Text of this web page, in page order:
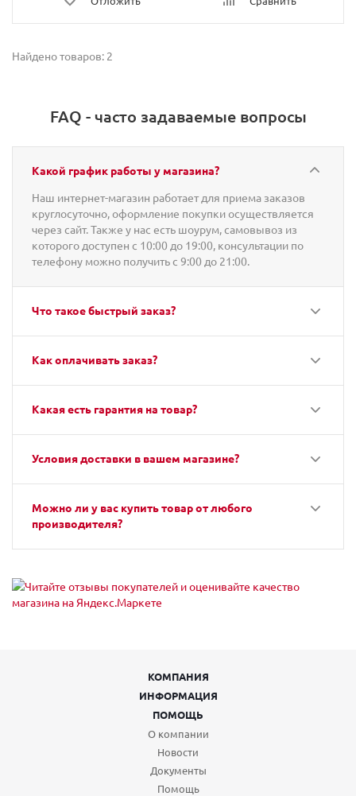
Найдено товаров: 2
FAQ - часто задаваемые вопросы
Какой график работы у магазина?
Наш интернет-магазин работает для приема заказов
круглосуточно, оформление покупки осуществляется
через сайт. Также у нас есть шоурум, самовывоз из
которого доступен с 10:00 до 19:00, консультации по
телефону можно получить с 9:00 до 21:00.
Что такое быстрый заказ?
Как оплачивать заказ?
Какая есть гарантия на товар?
Условия доставки в вашем магазине?
Можно ли у вас купить товар от любого
производителя?
КОМПАНИЯ
ИНФОРМАЦИЯ
ПОМОЩЬ
О компании
Новости
Документы
Помощь